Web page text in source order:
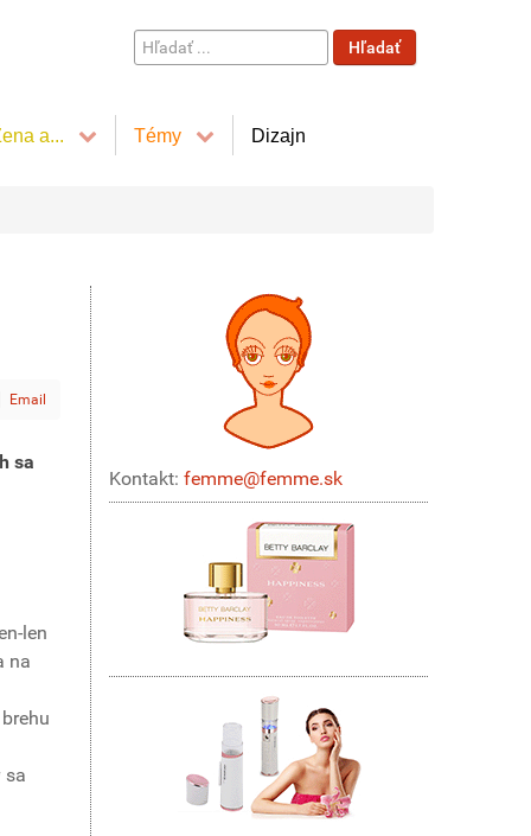
Hľadať
...
Hľadať
a... Témy Dizajn
Email
sa
len
na
sa
Kontakt: femme@femme.sk